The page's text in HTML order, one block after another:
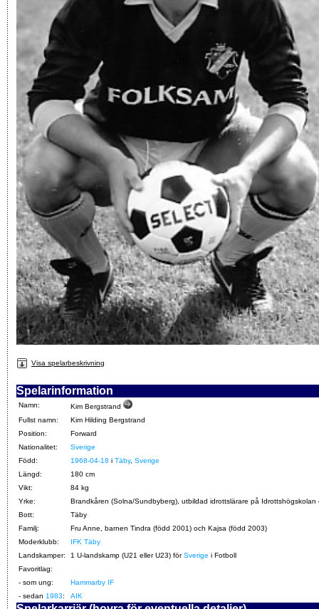
Visa spelarbeskrivning
Spelarinformation
Namn:
Kim Bergstrand
Fullst namn:
Kim Hilding Bergstrand
Position:
Forward
Nationalitet:
Sverige
Född:
1968-04-18 i Täby, Sverige
Längd:
180 cm
Vikt:
84 kg
Yrke:
Brandkåren (Solna/Sundbyberg), utbildad idrottslärare på Idrottshögskolan
Bott:
Täby
Familj:
Fru Anne, barnen Tindra (född 2001) och Kajsa (född 2003)
Moderklubb:
IFK Täby
Landskamper:
1 U-landskamp (U21 eller U23) förSverige i Fotboll
Favoritlag:
- som ung:
Hammarby IF
- sedan 1983: AIK